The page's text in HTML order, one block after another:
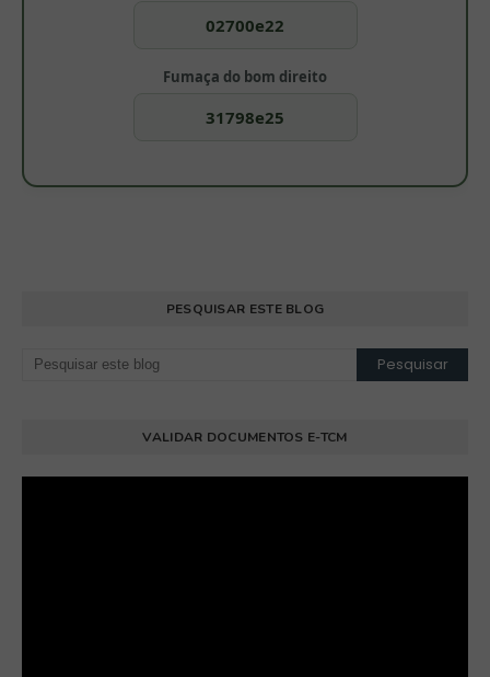
02700e22
Fumaça do bom direito
31798e25
PESQUISAR ESTE BLOG
VALIDAR DOCUMENTOS E-TCM